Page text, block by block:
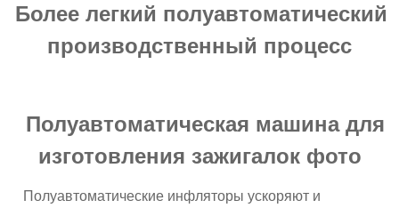
Более легкий полуавтоматический
производственный процесс
Полуавтоматическая машина для
изготовления зажигалок фото
Полуавтоматические инфляторы ускоряют и